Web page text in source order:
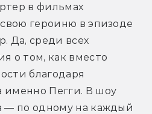
в фильмах
героиню в эпизоде
Да, среди всех
о том, как вместо
благодаря
именно Пегги. В шоу
— по одному на каждый